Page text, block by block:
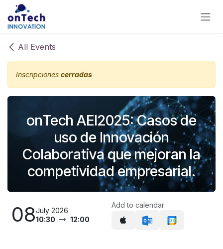
Skip to Content
All Events
Inscripciones cerradas
onTech AEI2025: Casos de
uso de Innovación
Colaborativa que mejoran la
competividad empresarial.
08July 2026
10:30
12:00
Add to calendar: